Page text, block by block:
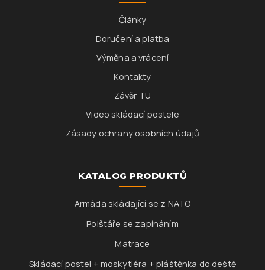
Články
Doručení a platba
Výměna a vrácení
Kontakty
Závěr TU
Video skládací postele
Zásady ochrany osobních údajů
KATALOG PRODUKTŮ
Armáda skládající se z NATO
Polštáře se zapínáním
Matrace
Skládací postel + moskytiéra + pláštěnka do deště